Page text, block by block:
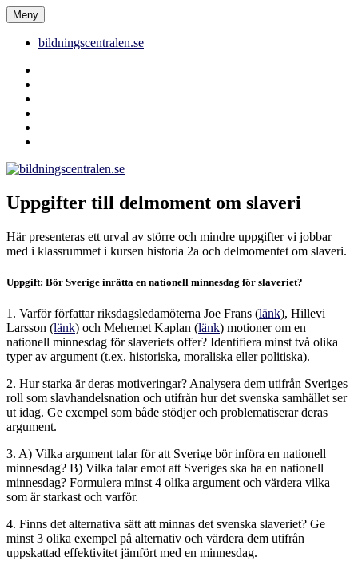
Hoppa
till
innehåll
bildningscentralen.se
Meny
bildningscentralen.se
Uppgifter till delmoment om slaveri
Här presenteras ett urval av större och mindre uppgifter vi jobbar
med i klassrummet i kursen historia 2a och delmomentet om slaveri.
Uppgift: Bör Sverige inrätta en nationell minnesdag för slaveriet?
1. Varför författar riksdagsledamöterna Joe Frans (länk), Hillevi
Larsson (länk) och Mehemet Kaplan (länk) motioner om en
nationell minnesdag för slaveriets offer? Identifiera minst två olika
typer av argument (t.ex. historiska, moraliska eller politiska).
2. Hur starka är deras motiveringar? Analysera dem utifrån Sveriges
roll som slavhandelsnation och utifrån hur det svenska samhället ser
ut idag. Ge exempel som både stödjer och problematiserar deras
argument.
3. A) Vilka argument talar för att Sverige bör införa en nationell
minnesdag? B) Vilka talar emot att Sveriges ska ha en nationell
minnesdag? Formulera minst 4 olika argument och värdera vilka
som är starkast och varför.
4. Finns det alternativa sätt att minnas det svenska slaveriet? Ge
minst 3 olika exempel på alternativ och värdera dem utifrån
uppskattad effektivitet jämfört med en minnesdag.